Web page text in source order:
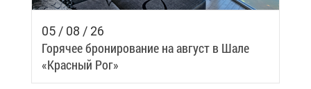
05 / 08 / 26
Го­ря­чее бро­ни­ро­ва­ние на ав­густ в Ша­ле
«Крас­ный Рог»